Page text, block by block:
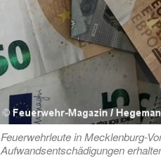
Feuerwehrleute in Mecklenburg-
Aufwandsentschädigungen